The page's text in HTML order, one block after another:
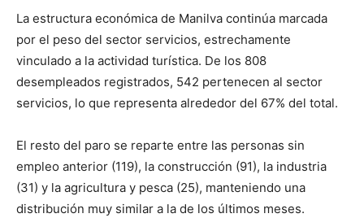
La estructura económica de Manilva continúa marcada
por el peso del sector servicios, estrechamente
vinculado a la actividad turística. De los 808
desempleados registrados, 542 pertenecen al sector
servicios, lo que representa alrededor del 67% del total.
El resto del paro se reparte entre las personas sin
empleo anterior (119), la construcción (91), la industria
(31) y la agricultura y pesca (25), manteniendo una
distribución muy similar a la de los últimos meses.